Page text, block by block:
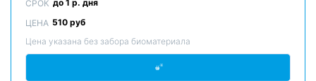
СРОК до 1 р. дня
ЦЕНА 510 руб
Цена указана без забора биоматериала